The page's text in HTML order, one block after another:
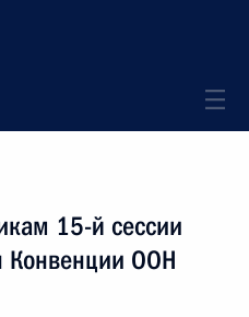
15-й сессии
Конвенции ООН